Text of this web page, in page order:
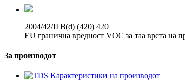
2004/42/II B(d) (420) 420
EU гранична вредност VOC за таа врста на
За производот
Карактеристики на производот